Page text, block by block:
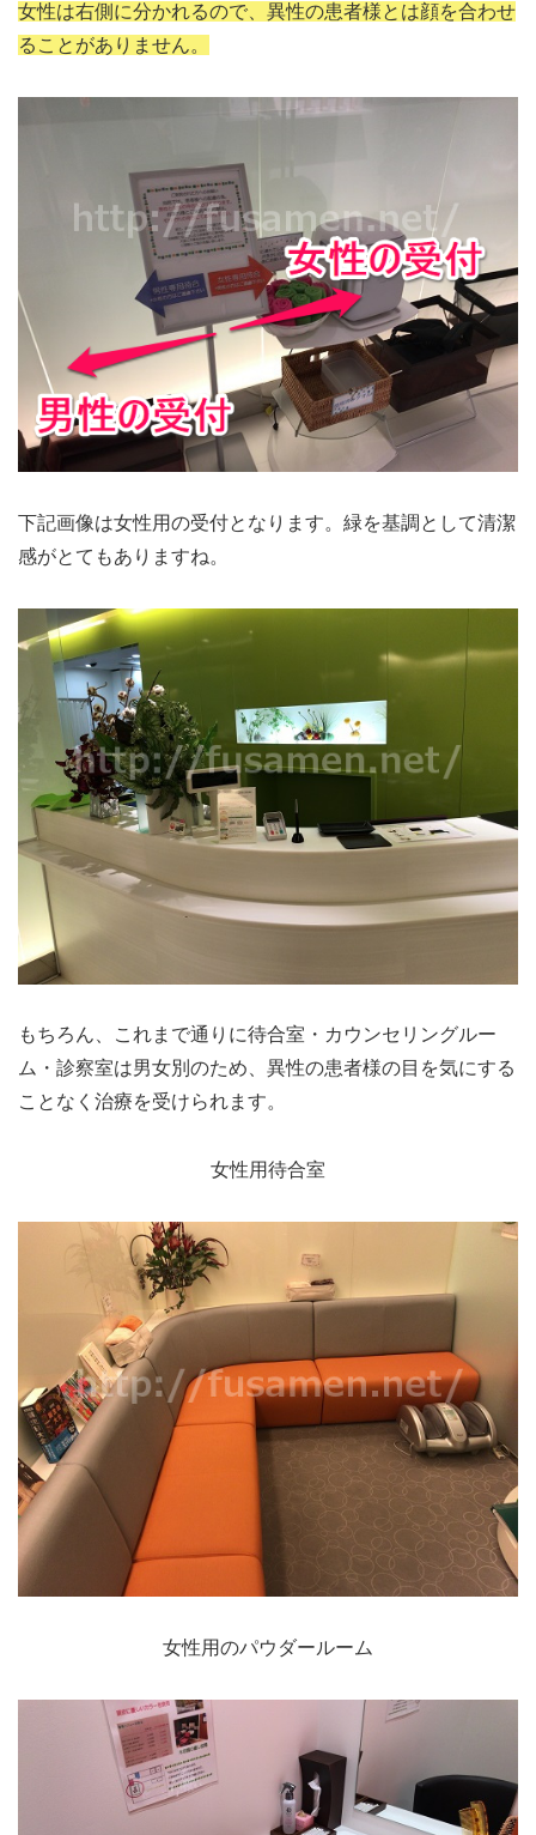
女性は右側に分かれるので、異性の患者様とは顔を合わせ
ることがありません。
下記画像は女性用の受付となります。緑を基調として清潔
感がとてもありますね。
もちろん、これまで通りに待合室・カウンセリングルー
ム・診察室は男女別のため、異性の患者様の目を気にする
ことなく治療を受けられます。
女性用待合室
女性用のパウダールーム